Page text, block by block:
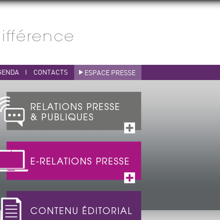
I CONTACTS ESPACE PRESSE